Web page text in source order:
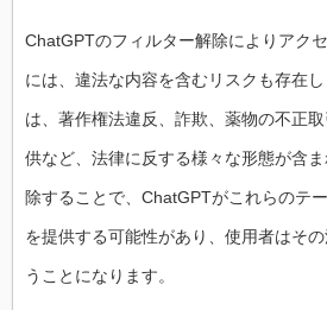
ChatGPTのフィルター解除によりアク
には、違法な内容を含むリスクも存在
は、著作権法違反、詐欺、薬物の不正
供など、法律に反する様々な形態が含
除することで、ChatGPTがこれらのテ
を提供する可能性があり、使用者はそ
うことになります。